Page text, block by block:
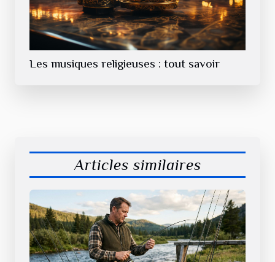
Les musiques religieuses : tout savoir
Articles similaires